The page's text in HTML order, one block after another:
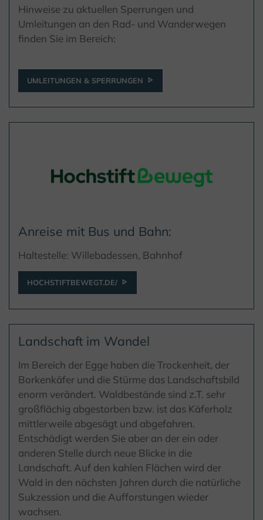
Hinweise zu aktuellen Sperrungen und
Umleitungen an den Rad- und Wanderwegen
finden Sie im Bereich:
UMLEITUNGEN & SPERRUNGEN
Anreise mit Bus und Bahn:
Haltestelle: Willebadessen, Bahnhof
HOCHSTIFTBEWEGT.DE/
Landschaft im Wandel
Im Bereich der Egge haben die Trockenheit, der
Borkenkäfer und die Stürme das Landschaftsbild
enorm verändert. Waldbestände sind z.T. sehr
großflächig abgestorben bzw. ist das Käferholz
mittlerweile abgesägt und abgefahren.
Entschädigt werden Sie aber an der ein oder
anderen Stelle durch neue Blicke in die
Landschaft. Auf den kahlen Flächen wird der
Wald in den nächsten Jahren durch die natürliche
Sukzession und die Aufforstungen wieder
wachsen.